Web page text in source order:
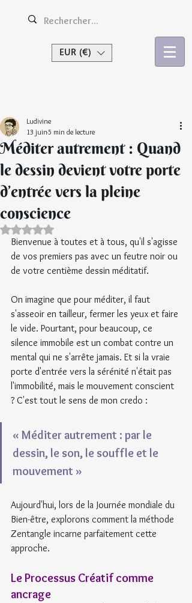
EUR (€)
Méditer autrement : Quand
le dessin devient votre porte
d’entrée vers la pleine
conscience
Ludivine
13 juin5 min de lecture
Noté NaN étoiles sur 5.
Bienvenue à toutes et à tous, qu'il s'agisse
de vos premiers pas avec un feutre noir ou
de votre centième dessin méditatif.
On imagine que pour méditer, il faut
s'asseoir en tailleur, fermer les yeux et faire
le vide. Pourtant, pour beaucoup, ce
silence immobile est un combat contre un
mental qui ne s'arrête jamais. Et si la vraie
porte d'entrée vers la sérénité n'était pas
l'immobilité, mais le mouvement conscient
? C'est tout le sens de mon credo :
« Méditer autrement : par le
dessin, le son, le souffle et le
mouvement »
Aujourd'hui, lors de la Journée mondiale du
Bien-être, explorons comment la méthode
Zentangle incarne parfaitement cette
approche.
Le Processus Créatif comme
ancrage